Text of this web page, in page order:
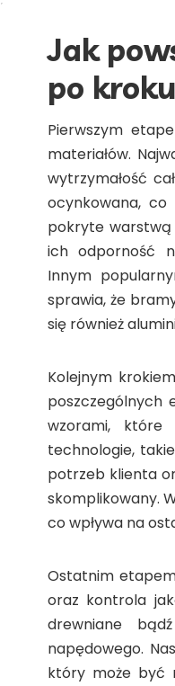
Jak
po kroku
Pierwszym
materiałów.
wytrzymałość
ocynkowana,
pokryte warstwą
ich odporność
Innym
sprawia, że
się również
Kolejnym
poszczególnych
wzorami,
technologie,
potrzeb klienta
skomplikowany.
co wpływa na
Ostatnim
oraz kontrola
drewniane
napędowego.
który może być